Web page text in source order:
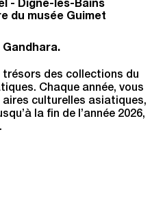
- Digne-les-Bains
du musée Guimet
Gandhara.
trésors des collections du
Chaque année, vous
culturelles asiatiques,
la fin de l’année 2026,